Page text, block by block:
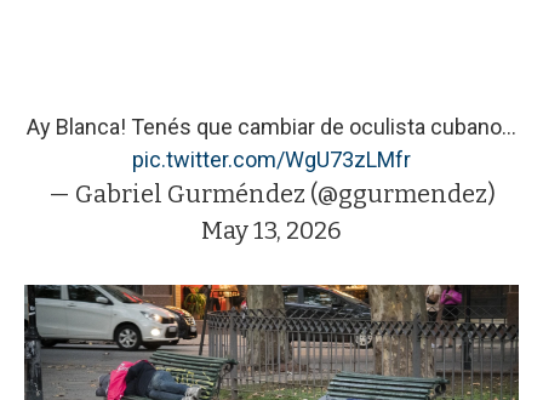
Ay Blanca! Tenés que cambiar de oculista cubano…
pic.twitter.com/WgU73zLMfr
— Gabriel Gurméndez (@ggurmendez)
May 13, 2026